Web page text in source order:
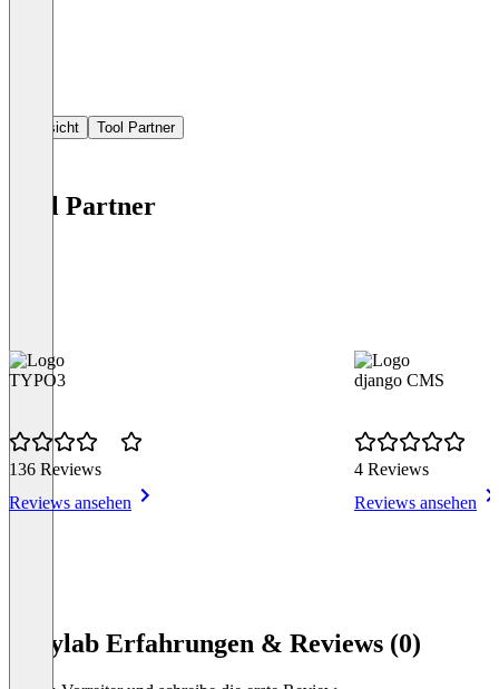
Übersicht Tool Partner
Tool Partner
TYPO3
136 Reviews
Reviews ansehen
django CMS
4 Reviews
Reviews ansehen
Sprylab Erfahrungen & Reviews (0)